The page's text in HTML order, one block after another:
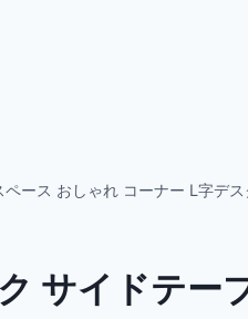
ース おしゃれ コーナー L字デ
サイドテー